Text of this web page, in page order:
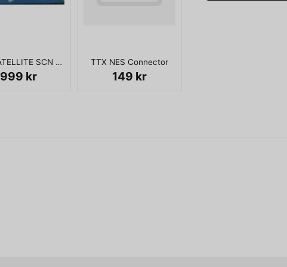
NES SATELLITE SCN NY I KARTONG
999 kr
TTX NES Connector
149 kr
Hej!